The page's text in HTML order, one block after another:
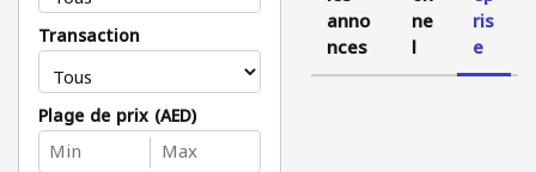
Transaction
Plage de prix (AED)
anno
nces
ne
l
ris
e